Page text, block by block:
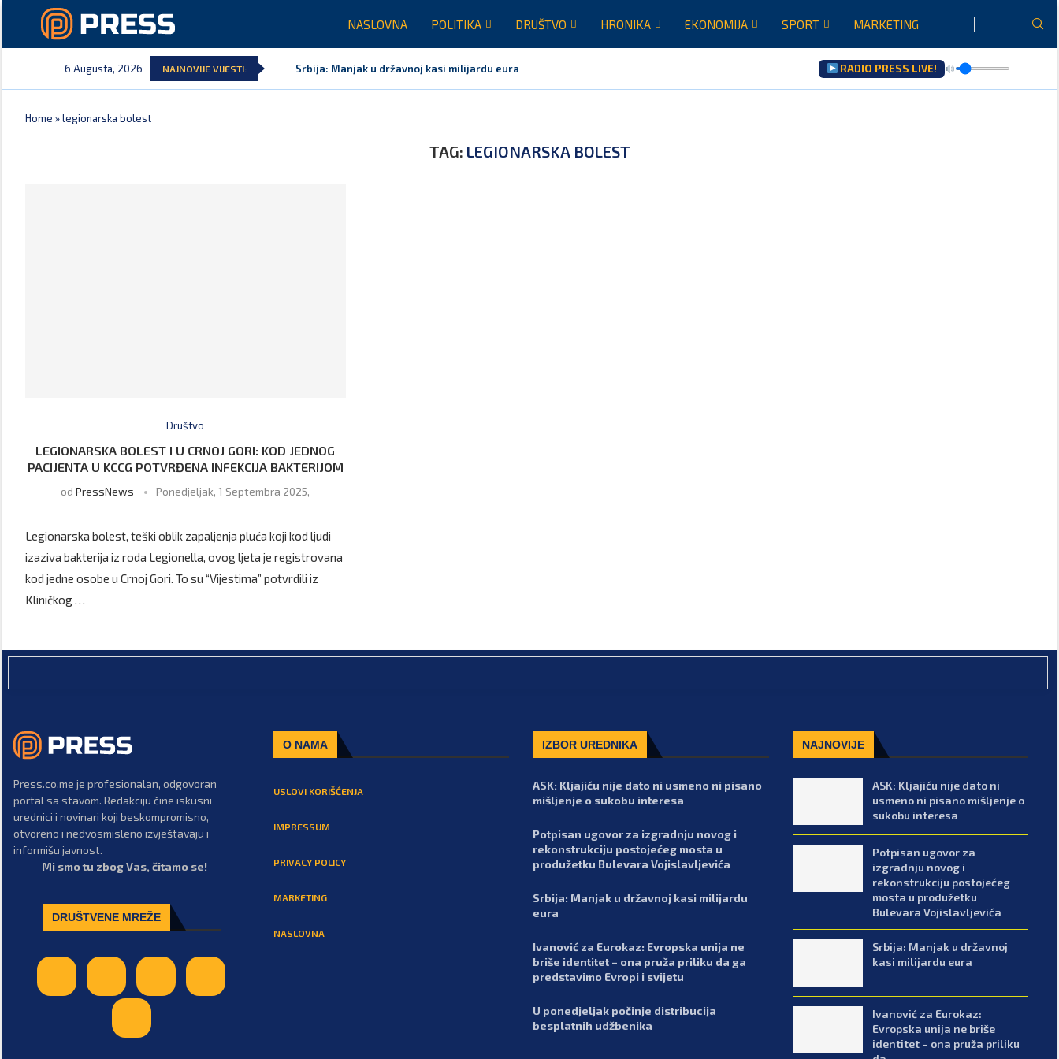
NASLOVNA POLITIKA DRUŠTVO HRONIKA EKONOMIJA SPORT MARKETING
6 Augusta, 2026 NAJNOVIJE VIJESTI: Srbija: Manjak u državnoj kasi milijardu eura RADIO PRESS LIVE!
Home »legionarska bolest
TAG: LEGIONARSKA BOLEST
Društvo
LEGIONARSKA BOLEST I U CRNOJ GORI: KOD JEDNOG
PACIJENTA U KCCG POTVRĐENA INFEKCIJA BAKTERIJOM
odPressNews Ponedjeljak, 1 Septembra 2025,
Legionarska bolest, teški oblik zapaljenja pluća koji kod ljudi
izaziva bakterija iz roda Legionella, ovog ljeta je registrovana
kod jedne osobe u Crnoj Gori. To su “Vijestima” potvrdili iz
Kliničkog …
Press.co.me je profesionalan, odgovoran
portal sa stavom. Redakciju čine iskusni
urednici i novinari koji beskompromisno,
otvoreno i nedvosmisleno izvještavaju i
informišu javnost.
Mi smo tu zbog Vas, čitamo se!
DRUŠTVENE MREŽE
O NAMA
USLOVI KORIŠĆENJA
IMPRESSUM
PRIVACY POLICY
MARKETING
NASLOVNA
IZBOR UREDNIKA
ASK: Kljajiću nije dato ni usmeno ni pisano
mišljenje o sukobu interesa
Potpisan ugovor za izgradnju novog i
rekonstrukciju postojećeg mosta u
produžetku Bulevara Vojislavljevića
Srbija: Manjak u državnoj kasi milijardu
eura
Ivanović za Eurokaz: Evropska unija ne
briše identitet – ona pruža priliku da ga
predstavimo Evropi i svijetu
U ponedjeljak počinje distribucija
besplatnih udžbenika
NAJNOVIJE
ASK: Kljajiću nije dato ni
usmeno ni pisano mišljenje o
sukobu interesa
Potpisan ugovor za
izgradnju novog i
rekonstrukciju postojećeg
mosta u produžetku
Bulevara Vojislavljevića
Srbija: Manjak u državnoj
kasi milijardu eura
Ivanović za Eurokaz:
Evropska unija ne briše
identitet – ona pruža priliku